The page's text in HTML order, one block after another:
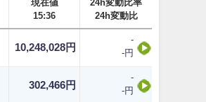
現在値
15:36
24h変動比率
24h変動比
10,248,028円
-
-円
302,466円
-
-円